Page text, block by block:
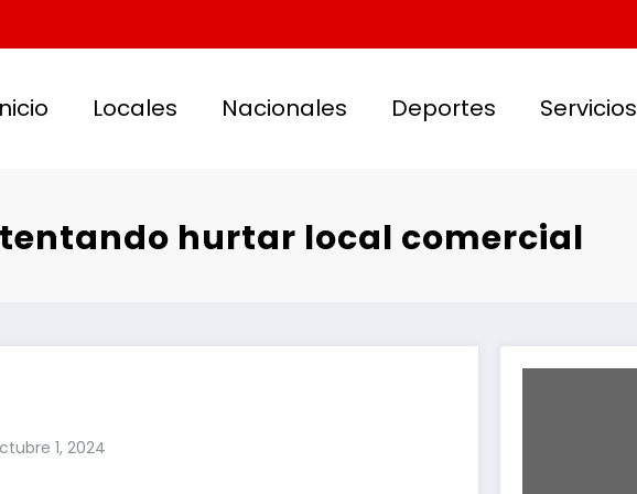
Locales Nacionales Deportes Servicios
hurtar local comercial
1, 2024